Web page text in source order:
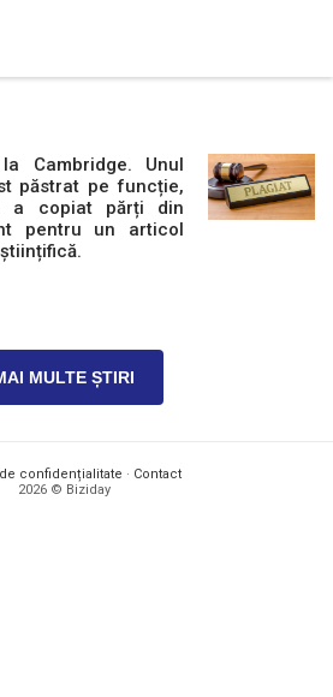
Cambridge. Unul
păstrat pe funcție,
a copiat părți din
pentru un articol
MULTE ȘTIRI
confidențialitate · Contact
2026 © Biziday